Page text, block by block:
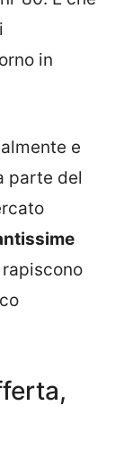
in
e
parte del